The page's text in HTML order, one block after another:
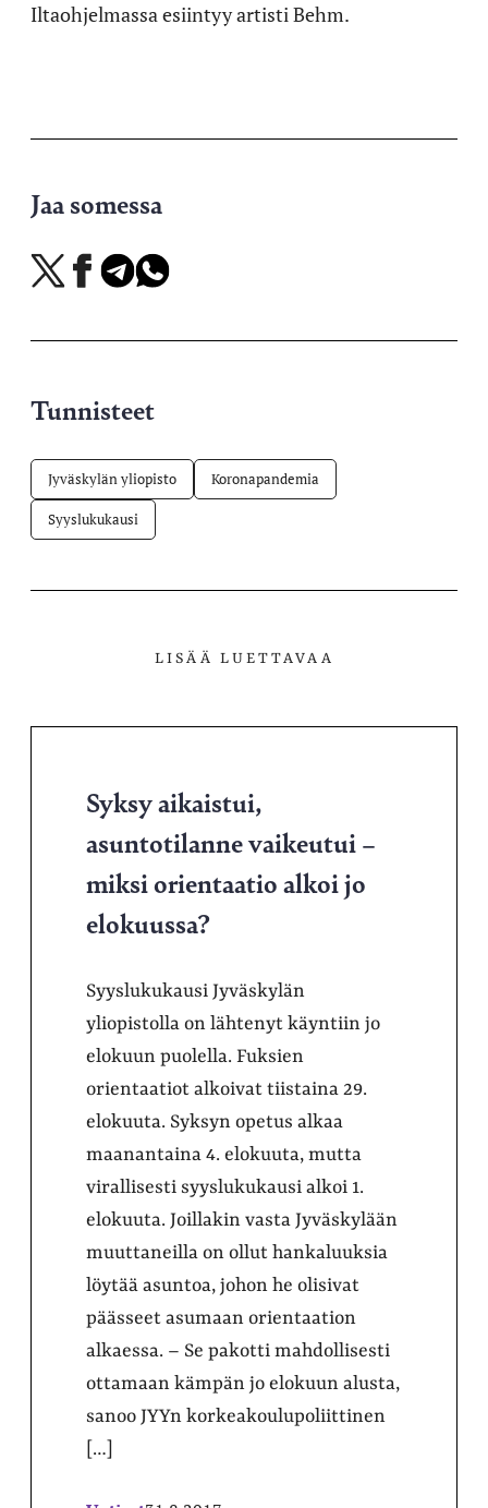
Iltaohjelmassa esiintyy artisti Behm.
Jaa somessa
Jaa
X-
Jaa
Facebookissa
Jaa
Telegramissa
Jaa
WhatsAppissa
Tunnisteet
Jyväskylän yliopisto Koronapandemia
Syyslukukausi
LISÄÄ LUETTAVAA
Syksy aikaistui,
asuntotilanne vaikeutui –
miksi orientaatio alkoi jo
elokuussa?
Syyslukukausi Jyväskylän
yliopistolla on lähtenyt käyntiin jo
elokuun puolella. Fuksien
orientaatiot alkoivat tiistaina 29.
elokuuta. Syksyn opetus alkaa
maanantaina 4. elokuuta, mutta
virallisesti syyslukukausi alkoi 1.
elokuuta. Joillakin vasta Jyväskylään
muuttaneilla on ollut hankaluuksia
löytää asuntoa, johon he olisivat
päässeet asumaan orientaation
alkaessa. – Se pakotti mahdollisesti
ottamaan kämpän jo elokuun alusta,
sanoo JYYn korkeakoulupoliittinen
[…]